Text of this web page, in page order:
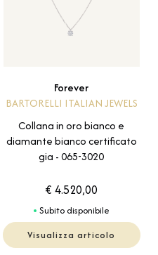
Forever
BARTORELLI ITALIAN JEWELS
Collana in oro bianco e
diamante bianco certificato
gia - 065-3020
€ 4.520,00
Subito disponibile
Visualizza articolo